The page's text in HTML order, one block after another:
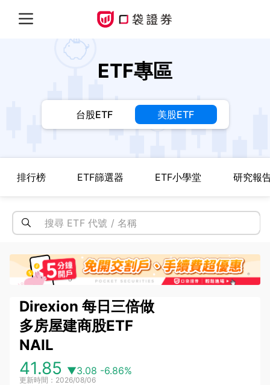
ETF專區
台股ETF 美股ETF
排行榜 ETF篩選器 ETF小學堂 研究報
Direxion 每日三倍做
多房屋建商股ETF
NAIL
41.85 ▼3.08 -6.86%
更新時間：2026/08/06